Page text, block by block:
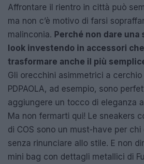
Affrontare il rientro in città può
ma non c’è motivo di farsi
malinconia. Perché non dare una
look investendo in accessori
trasformare anche il più
Gli orecchini asimmetrici a
PDPAOLA, ad esempio, sono
aggiungere un tocco di eleganza
Ma non fermarti qui! Le sneakers
di COS sono un must-have per
senza rinunciare allo stile. E non
mini bag con dettagli metallici di